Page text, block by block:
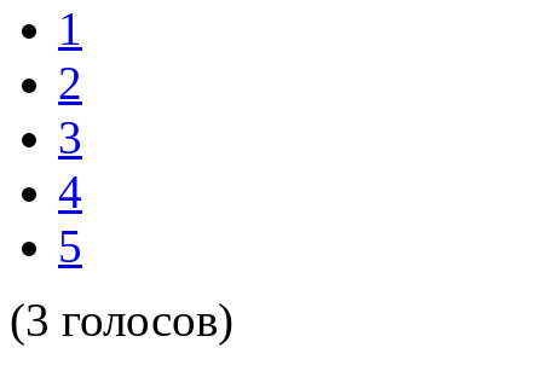
1
2
3
4
5
(3 голосов)